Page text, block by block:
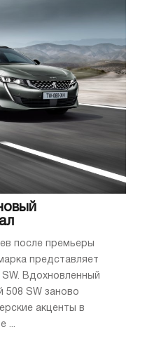
после премьеры
представляет
Вдохновленный
508 SW заново
акценты в
...